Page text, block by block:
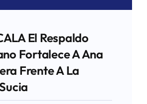
El Respaldo
Fortalece A Ana
Frente A La